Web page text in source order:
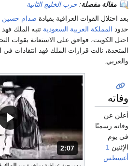
مقالة مفصلة: حرب الخليج الثانية
بعد احتلال القوات العراقية بقيادة صدام حسين
حدود المملكة العربية السعودية تنبه الملك
احتل الكويت، فوافق على الاستعانة بقوات
المتحدة، نالت قرارات الملك فهد انتقادات في
والعربي.
المدة: دقائق و 7 ثواني.
2:07
وفاته
أعلن عن
وفاته رسميًا
في يوم
الإثنين 1
أغسطس